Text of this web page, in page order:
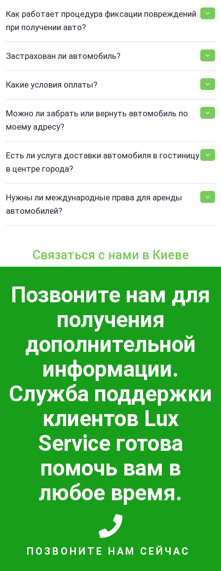
Как работает процедура фиксации повреждений
при получении авто?
Застрахован ли автомобиль?
Какие условия оплаты?
Можно ли забрать или вернуть автомобиль по
моему адресу?
Есть ли услуга доставки автомобиля в гостиницу
в центре города?
Нужны ли международные права для аренды
автомобилей?
Связаться с нами в Киеве
Позвоните нам для
получения
дополнительной
информации.
Служба поддержки
клиентов Lux
Service готова
помочь вам в
любое время.
ПОЗВОНИТЕ НАМ СЕЙЧАС